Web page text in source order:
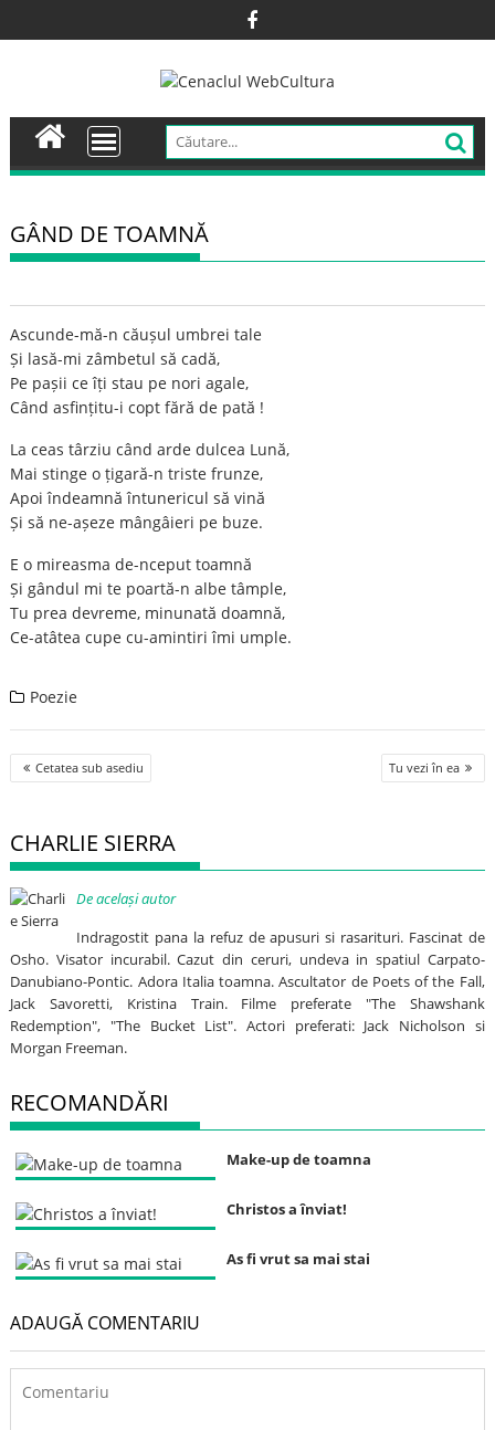
to
GÂND DE TOAMNĂ
Ascunde-mă-n căușul umbrei tale
Și lasă-mi zâmbetul să cadă,
Pe pașii ce îți stau pe nori agale,
Când asfințitu-i copt fără de pată !
La ceas târziu când arde dulcea Lună,
Mai stinge o țigară-n triste frunze,
Apoi îndeamnă întunericul să vină
Și să ne-așeze mângâieri pe buze.
E o mireasma de-nceput toamnă
Și gândul mi te poartă-n albe tâmple,
Tu prea devreme, minunată doamnă,
Ce-atâtea cupe cu-amintiri îmi umple.
Poezie
Post
navigation
Cetatea sub asediu Tu vezi în ea
CHARLIE SIERRA
De același autor
Indragostit pana la refuz de apusuri si rasarituri. Fascinat de
Osho. Visator incurabil. Cazut din ceruri, undeva in spatiul Carpato-
Danubiano-Pontic. Adora Italia toamna. Ascultator de Poets of the Fall,
Jack Savoretti, Kristina Train. Filme preferate "The Shawshank
Redemption", "The Bucket List". Actori preferati: Jack Nicholson si
Morgan Freeman.
RECOMANDĂRI
Make-up de toamna
Christos a înviat!
As fi vrut sa mai stai
ADAUGĂ COMENTARIU